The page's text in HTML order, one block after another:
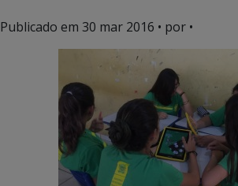
Publicado em 30 mar 2016 • por •